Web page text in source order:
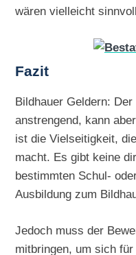
wären vielleicht
Fazit
Bildhauer Geldern:
anstrengend, kann
ist die Vielseitigkeit,
macht. Es gibt keine
bestimmten Schul-
Ausbildung zum
Jedoch muss der
mitbringen, um sich